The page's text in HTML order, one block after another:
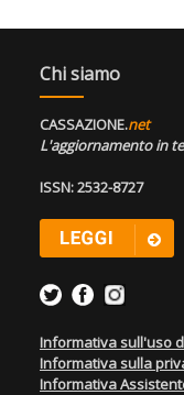
Chi siamo
CASSAZIONE.net
L'aggiornamento in
ISSN: 2532-8727
Informativa sull'uso
Informativa sulla
Informativa